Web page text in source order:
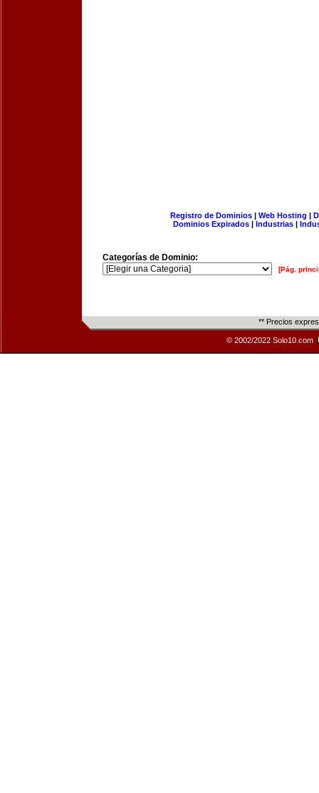
Registro de Dominios| Web Hosting |
Dominios Expirados | Industrias |
Categorías de Dominio:
[Pág.
** Precios
© 2002/2022 Solo10.com